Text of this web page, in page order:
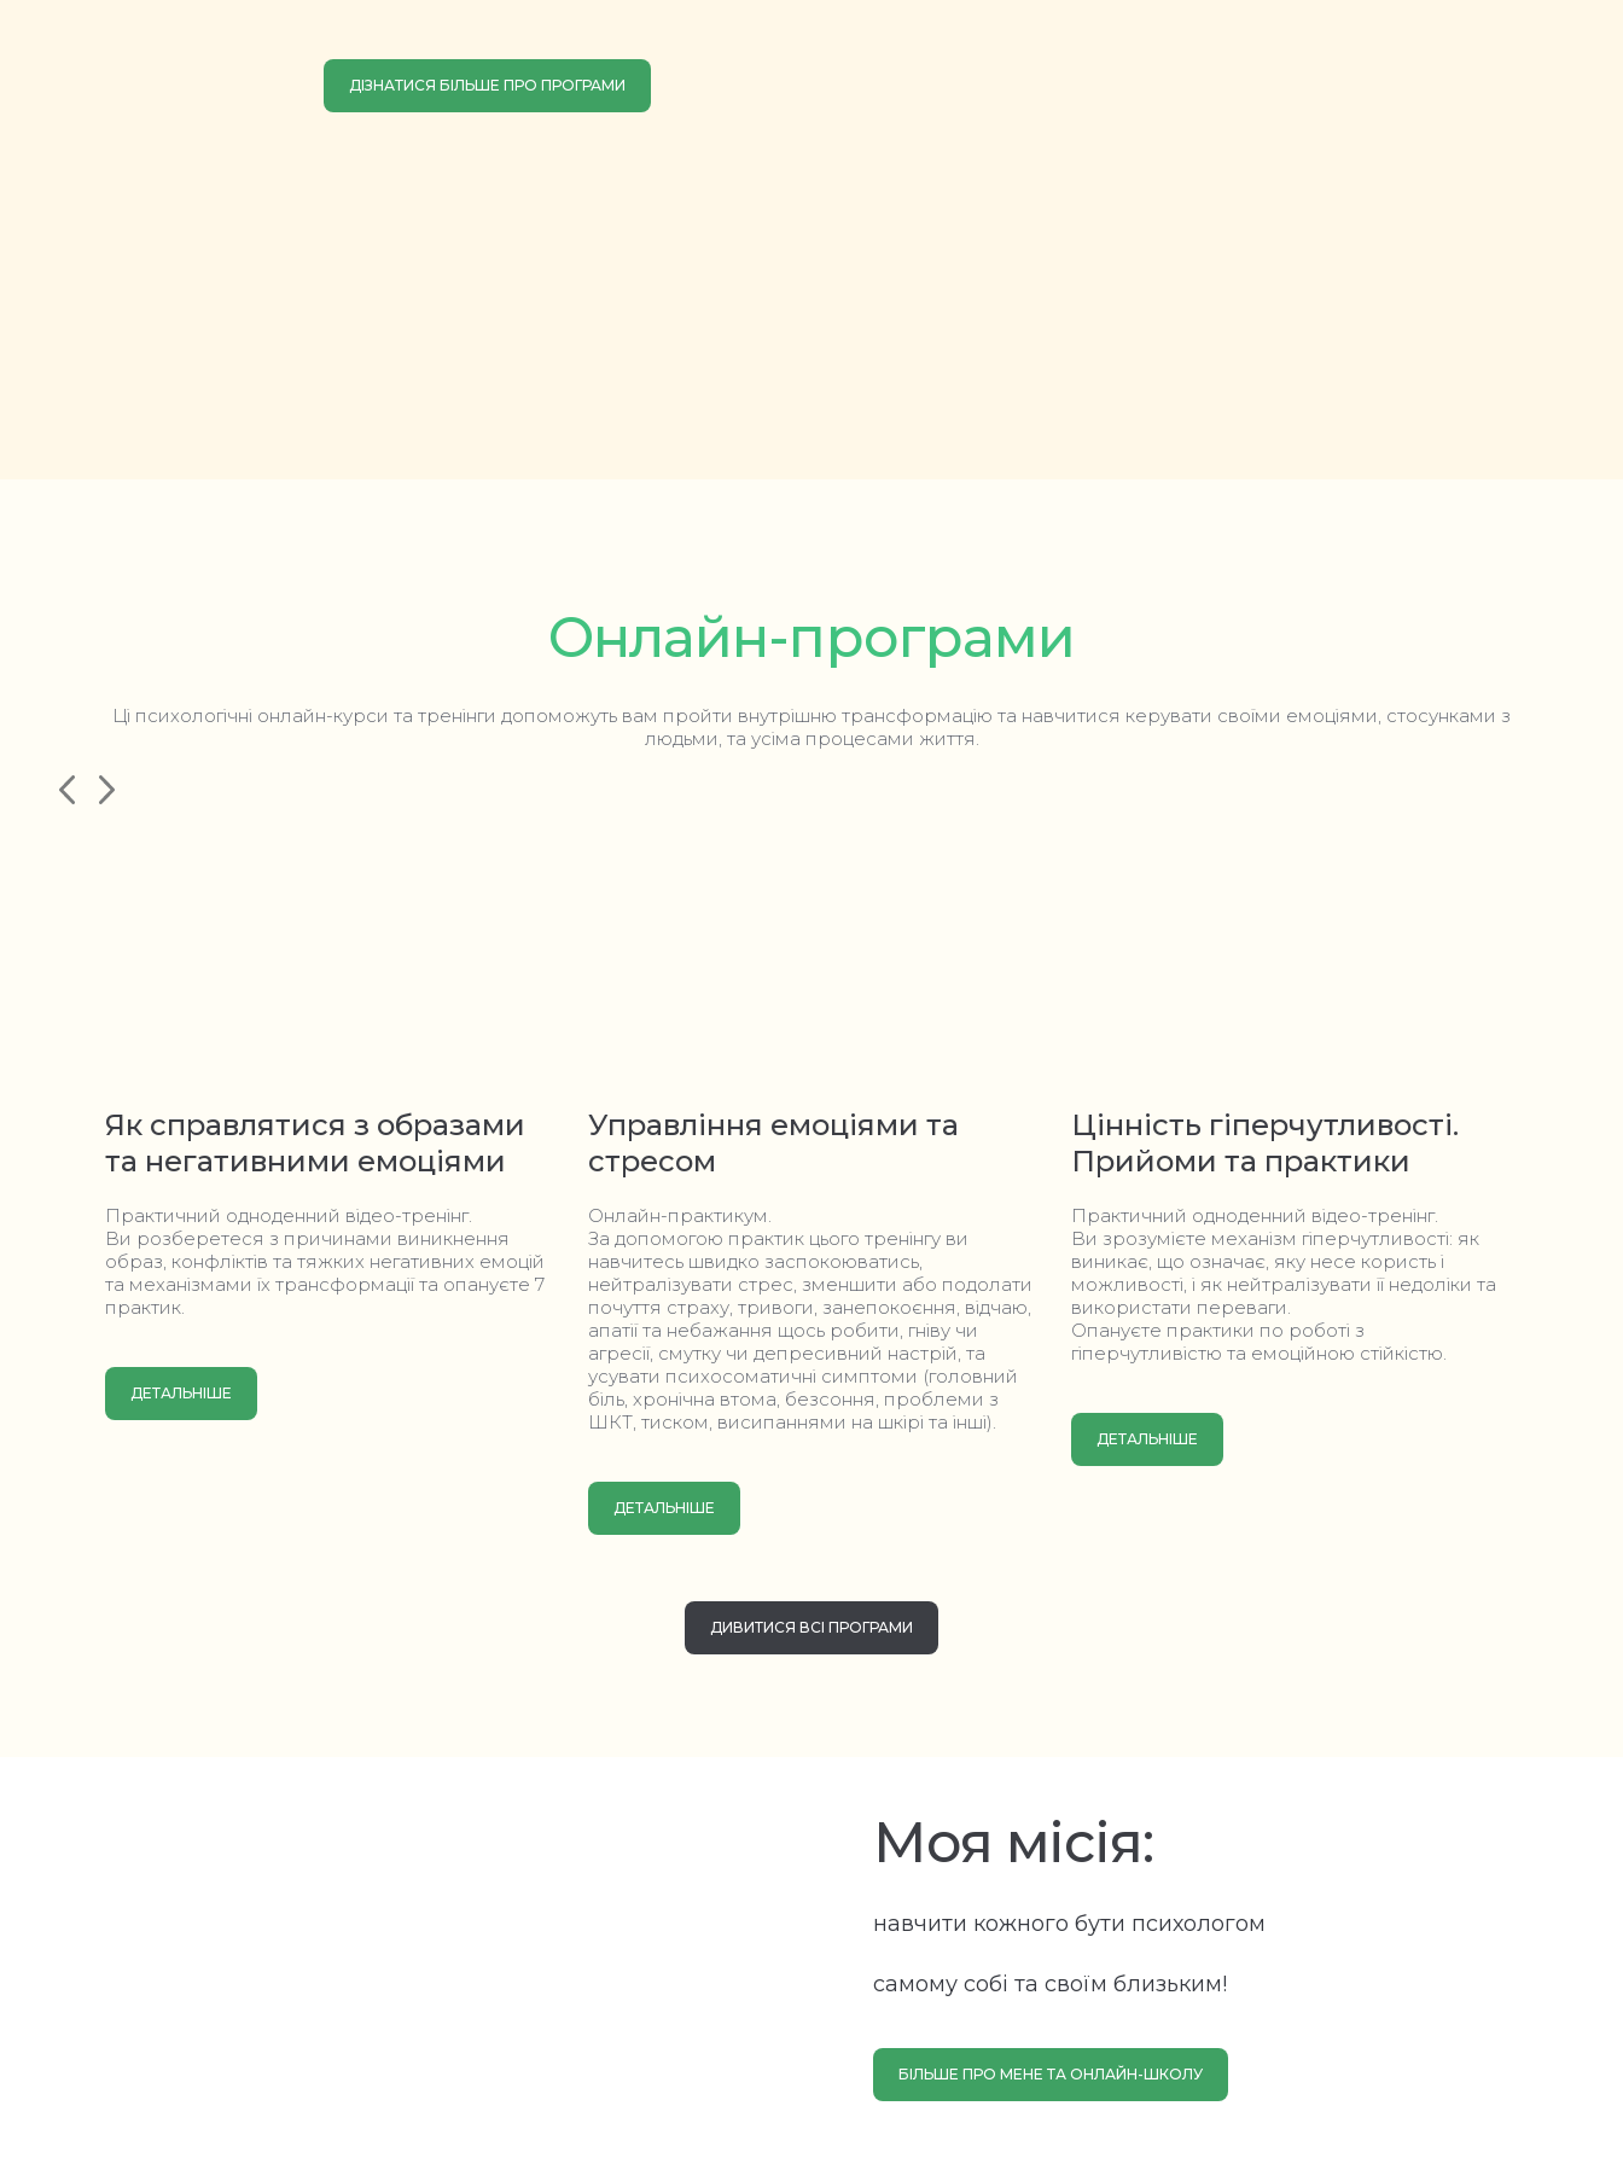
ДІЗНАТИСЯ БІЛЬШЕ ПРО ПРОГРАМИ
Онлайн-програми
Ці психологічні онлайн-курси та тренінги допоможуть вам пройти внутрішню трансформацію та навчитися керувати своїми емоціями, стосунками з
людьми, та усіма процесами життя.
Як справлятися з образами
та негативними емоціями
Практичний одноденний відео-тренінг.
Ви розберетеся з причинами виникнення
образ, конфліктів та тяжких негативних емоцій
та механізмами їх трансформації та опануєте 7
практик.
ДЕТАЛЬНІШЕ
Управління емоціями та
стресом
Онлайн-практикум.
За допомогою практик цього тренінгу ви
навчитесь швидко заспокоюватись,
нейтралізувати стрес, зменшити або подолати
почуття страху, тривоги, занепокоєння, відчаю,
апатії та небажання щось робити, гніву чи
агресії, смутку чи депресивний настрій, та
усувати психосоматичні симптоми (головний
біль, хронічна втома, безсоння, проблеми з
ШКТ, тиском, висипаннями на шкірі та інші).
ДЕТАЛЬНІШЕ
Цінність гіперчутливості.
Прийоми та практики
Практичний одноденний відео-тренінг.
Ви зрозумієте механізм гіперчутливості: як
виникає, що означає, яку несе користь і
можливості, і як нейтралізувати її недоліки та
використати переваги.
Опануєте практики по роботі з
гіперчутливістю та емоційною стійкістю.
ДЕТАЛЬНІШЕ
ДИВИТИСЯ ВСІ ПРОГРАМИ
Моя місія:
навчити кожного бути психологом
самому собі та своїм близьким!
БІЛЬШЕ ПРО МЕНЕ ТА ОНЛАЙН-ШКОЛУ